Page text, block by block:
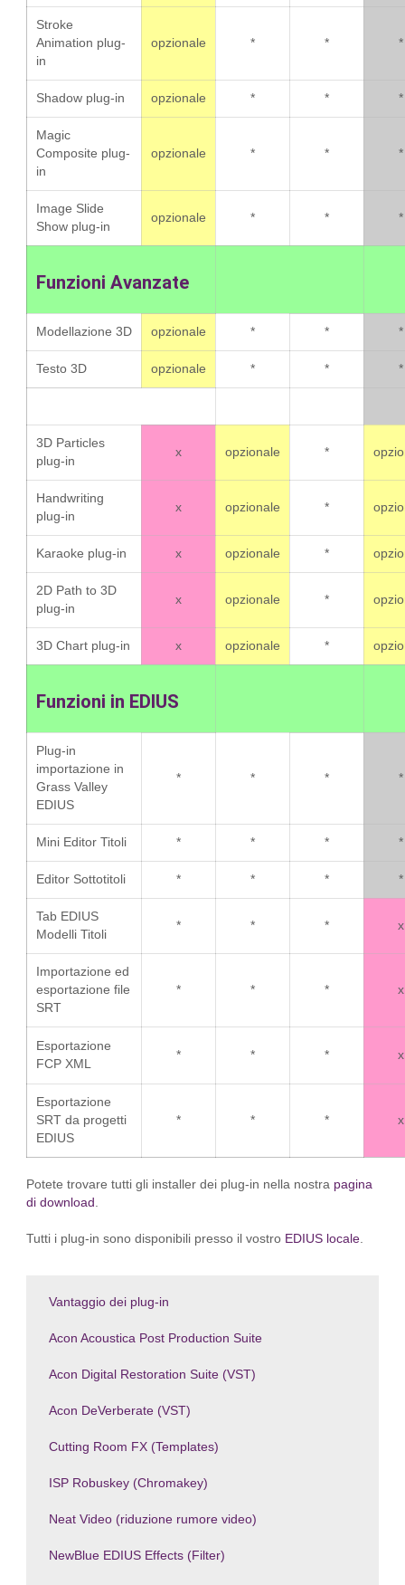
Stroke
Animation plug-
in
opzionale * * *
Shadow plug-in opzionale * * *
Magic
Composite plug-
in
opzionale * * *
Image Slide
Show plug-in
opzionale * * *
Funzioni Avanzate
Modellazione 3D opzionale * * *
Testo 3D opzionale * * *
3D Particles
plug-in
x opzionale *
Handwriting
plug-in
x opzionale *
Karaoke plug-in x opzionale *
2D Path to 3D
plug-in
x opzionale *
3D Chart plug-in x opzionale *
Funzioni in EDIUS
Plug-in
importazione in
Grass Valley
EDIUS
* * * *
Mini Editor Titoli * * * *
Editor Sottotitoli * * * *
Tab EDIUS
Modelli Titoli
* * * x
Importazione ed
esportazione file
SRT
* * * x
Esportazione
FCP XML
* * * x
Esportazione
SRT da progetti
EDIUS
* * * x
Potete trovare tutti gli installer dei plug-in nella nostra pagina
di download .
Tutti i plug-in sono disponibili presso il vostro EDIUS locale.
Vantaggio dei plug-in
Acon Acoustica Post Production Suite
Acon Digital Restoration Suite (VST)
Acon DeVerberate (VST)
Cutting Room FX (Templates)
ISP Robuskey (Chromakey)
Neat Video (riduzione rumore video)
NewBlue EDIUS Effects (Filter)